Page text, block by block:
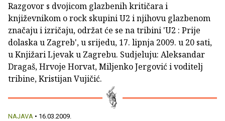
Razgovor s dvojicom glazbenih kritičara i
književnikom o rock skupini U2 i njihovu glazbenom
značaju i izričaju, održat će se na tribini 'U2 : Prije
dolaska u Zagreb', u srijedu, 17. lipnja 2009. u 20 sati,
u Knjižari Ljevak u Zagrebu. Sudjeluju: Aleksandar
Dragaš, Hrvoje Horvat, Miljenko Jergović i voditelj
tribine, Kristijan Vujičić.
NAJAVA • 16.03.2009.